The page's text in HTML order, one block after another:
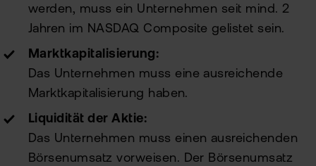
werden, muss ein Unternehmen seit mind. 2
Jahren im NASDAQ Composite gelistet sein.
Marktkapitalisierung:
Das Unternehmen muss eine ausreichende
Marktkapitalisierung haben.
Liquidität der Aktie:
Das Unternehmen muss einen ausreichenden
Börsenumsatz vorweisen. Der Börsenumsatz